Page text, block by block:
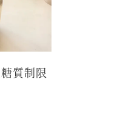
質制限